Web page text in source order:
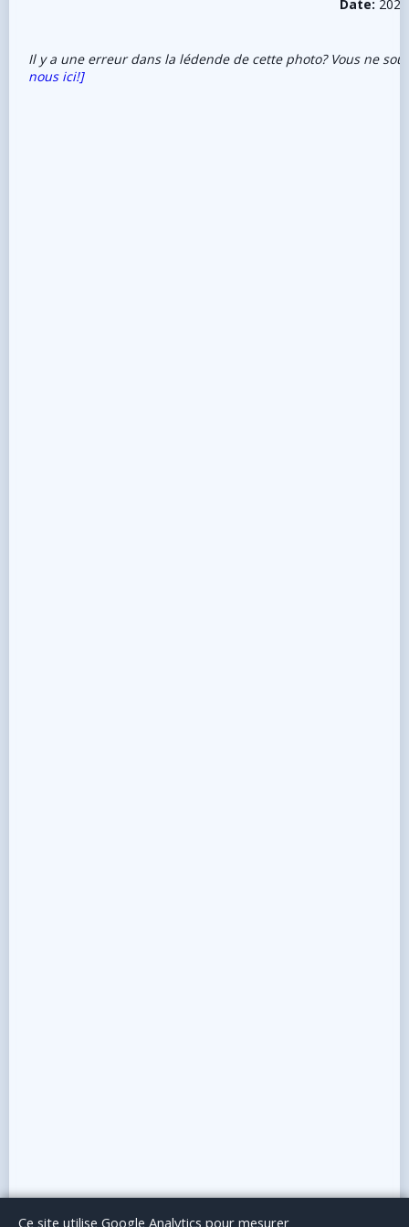
Date:
Il y a une erreur dans la lédende de cette photo? Vous ne
nous ici!]
Le BlogPublicité Articles invitésMentions Légales
Ce site utilise Google Analytics pour mesurer